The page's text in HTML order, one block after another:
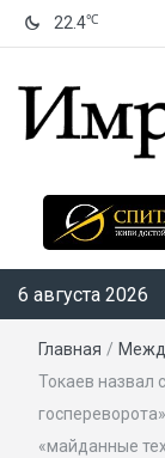
22.4℃
6 августа 2026
Главная /
Токаев назвал
«майданные